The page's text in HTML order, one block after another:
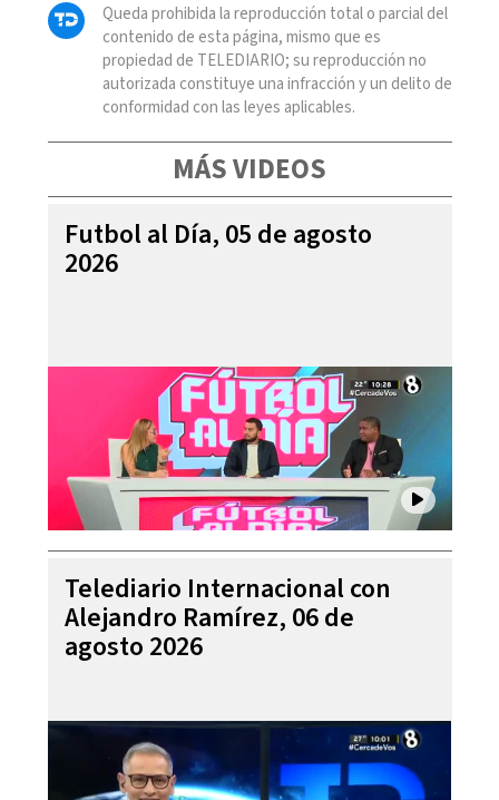
Queda prohibida la reproducción total o parcial del
contenido de esta página, mismo que es
propiedad de TELEDIARIO; su reproducción no
autorizada constituye una infracción y un delito de
conformidad con las leyes aplicables.
MÁS VIDEOS
Futbol al Día, 05 de agosto
2026
Telediario Internacional con
Alejandro Ramírez, 06 de
agosto 2026